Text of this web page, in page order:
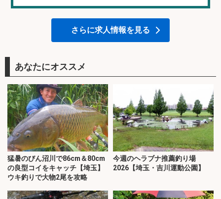
さらに求人情報を見る
あなたにオススメ
猛暑のびん沼川で86cm＆80cm
の良型コイをキャッチ【埼玉】
ウキ釣りで大物2尾を攻略
今週のヘラブナ推薦釣り場
2026【埼玉・吉川運動公園】